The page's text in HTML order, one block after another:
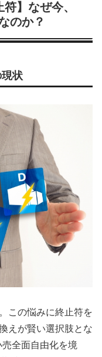
】なぜ今、
のか？
状
この悩みに終止符を
えが賢い選択肢とな
全面自由化を境